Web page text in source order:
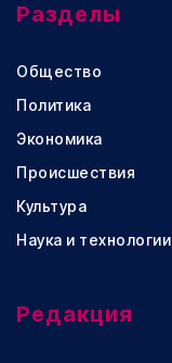
Разделы
Общество
Политика
Экономика
Происшествия
Культура
Наука и технологии
Редакция